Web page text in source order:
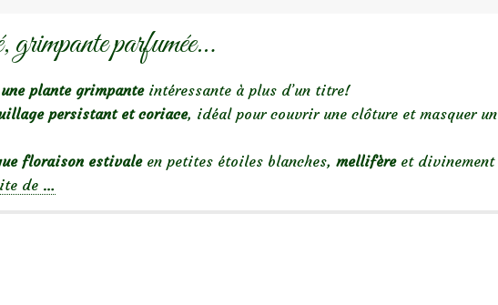
parfumée…
une plante grimpante intéressante à plus d’un titre!
persistant et coriace, idéal pour couvrir une clôture et masquer un
floraison estivaleen petites étoiles blanches, mellifèreet divinement
de …